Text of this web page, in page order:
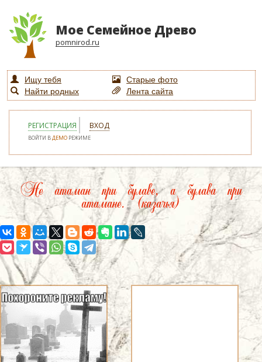
Мое Семейное Древо
pomnirod.ru
Ищу тебя
Старые фото
Найти родных
Лента сайта
РЕГИСТРАЦИЯ ВХОД
ВОЙТИ ВДЕМО РЕЖИМЕ
Не атаман при булаве, а булава при
атамане. (казачья)